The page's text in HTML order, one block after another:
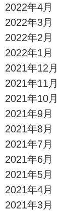
2022年4月
2022年3月
2022年2月
2022年1月
2021年12月
2021年11月
2021年10月
2021年9月
2021年8月
2021年7月
2021年6月
2021年5月
2021年4月
2021年3月